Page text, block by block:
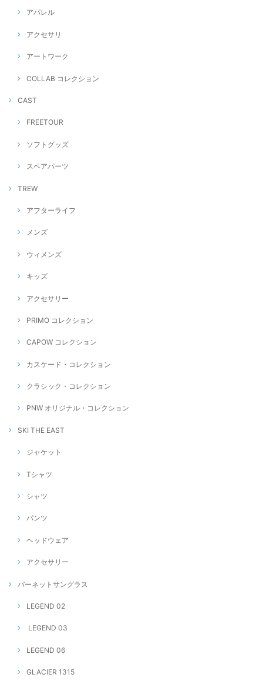
アパレル
アクセサリ
アートワーク
COLLAB コレクション
CAST
FREETOUR
ソフトグッズ
スペアパーツ
TREW
アフターライフ
メンズ
ウィメンズ
キッズ
アクセサリー
PRIMO コレクション
CAPOW コレクション
カスケード・コレクション
クラシック・コレクション
PNW オリジナル・コレクション
SKI THE EAST
ジャケット
Tシャツ
シャツ
パンツ
ヘッドウェア
アクセサリー
バーネットサングラス
LEGEND 02
LEGEND 03
LEGEND 06
GLACIER 1315